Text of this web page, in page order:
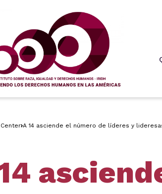
A 14 asciende el número de líderes y